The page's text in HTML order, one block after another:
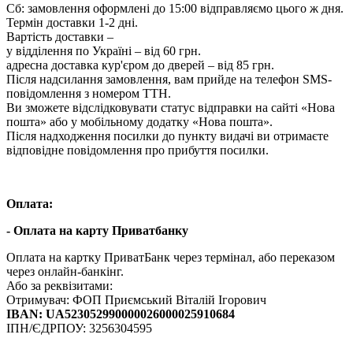
Сб: замовлення оформлені до 15:00 відправляємо цього ж дня.
Термін доставки 1-2 дні.
Вартість доставки –
у відділення по Україні – від 60 грн.
адресна доставка кур'єром до дверей – від 85 грн.
Після надсилання замовлення, вам прийде на телефон SMS-
повідомлення з номером ТТН.
Ви зможете відслідковувати статус відправки на сайті «Нова
пошта» або у мобільному додатку «Нова пошта».
Після надходження посилки до пункту видачі ви отримаєте
відповідне повідомлення про прибуття посилки.
Оплата:
- Оплата на карту Приватбанку
Оплата на картку ПриватБанк через термінал, або переказом
через онлайн-банкінг.
Або за реквізитами:
Отримувач: ФОП Приємський Віталій Ігорович
IBAN: UA523052990000026000025910684
ІПН/ЄДРПОУ: 3256304595